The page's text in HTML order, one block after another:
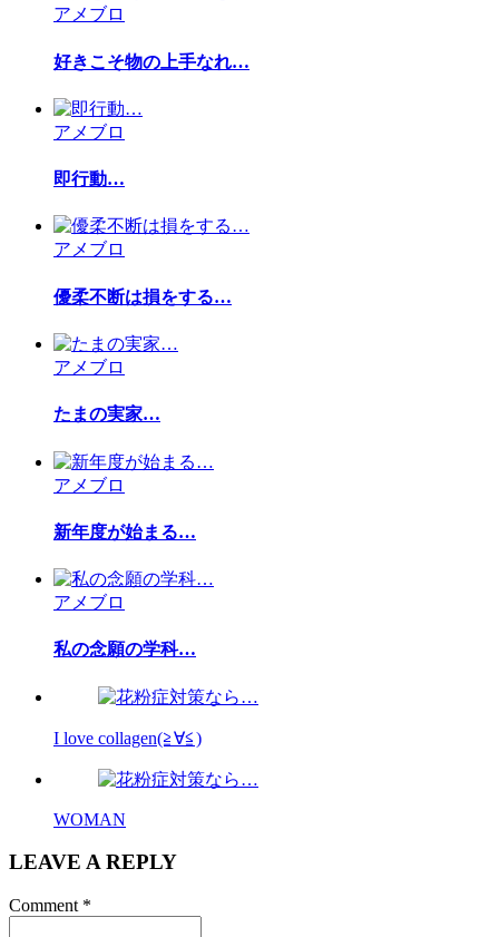
アメブロ
好きこそ物の上手なれ…
アメブロ
即行動…
アメブロ
優柔不断は損をする…
アメブロ
たまの実家…
アメブロ
新年度が始まる…
アメブロ
私の念願の学科…
I love collagen(≧∀≦)
WOMAN
LEAVE A REPLY
Comment *